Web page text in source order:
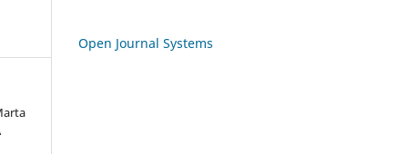
Open Journal Systems